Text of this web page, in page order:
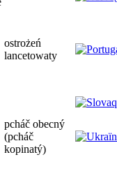
ostrożeń
lancetowaty
pcháč obecný
(pcháč
kopinatý)